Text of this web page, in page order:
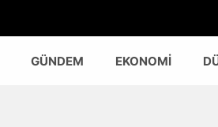
GÜNDEM EKONOMİ